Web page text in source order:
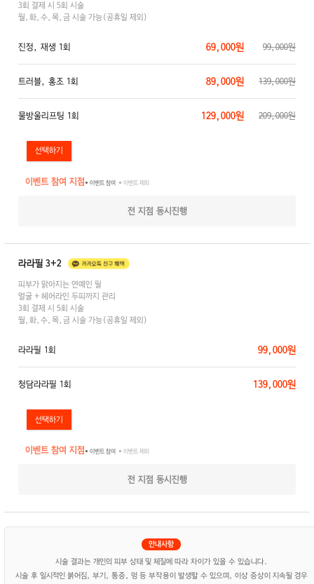
3회 결제 시 5회 시술
월,화,수,목,금 시술 가능(공휴일 제외)
진정, 재생 1회 69,000원 99,000원
트러블, 홍조 1회 89,000원 139,000원
물방울리프팅 1회 129,000원 209,000원
이벤트 참여 지점● 이벤트 참여 ● 이벤트 제외
전 지점 동시진행
라라필 3+2
피부가 맑아지는 연예인 필
얼굴 + 헤어라인 두피까지 관리
3회 결제 시 5회 시술
월,화,수,목,금 시술 가능(공휴일 제외)
라라필 1회 99,000원
청담라라필 1회 139,000원
이벤트 참여 지점● 이벤트 참여 ● 이벤트 제외
전 지점 동시진행
시술 결과는 개인의 피부 상태 및 체질에 따라 차이가 있을 수 있습니다.
시술 후 일시적인 붉어짐, 부기, 통증, 멍 등 부작용이 발생할 수 있으며, 이상 증상이 지속될 경우